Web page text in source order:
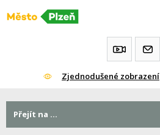
Přeskočit
Zjednodušené zobrazení
Přejít na ...